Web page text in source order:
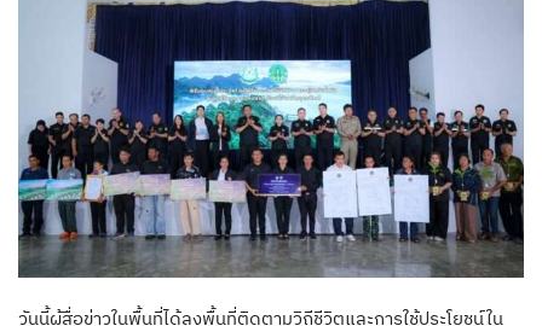
วันนี้ผู้สื่อข่าวในพื้นที่ได้ลงพื้นที่ติดตามวิถีชีวิตและการใช้ประโยชน์ใน